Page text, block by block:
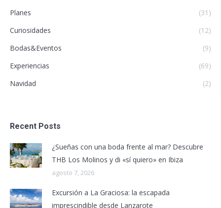
Planes
(31)
Curiosidades
(12)
Bodas&Eventos
(9)
Experiencias
(69)
Navidad
(2)
Recent Posts
¿Sueñas con una boda frente al mar? Descubre
THB Los Molinos y di «sí quiero» en Ibiza
agosto 7, 2026
Excursión a La Graciosa: la escapada
imprescindible desde Lanzarote